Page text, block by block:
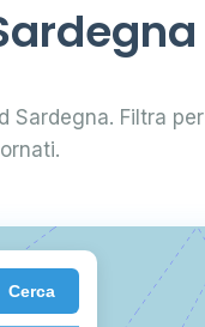
Sardegna. Filtra per
Cerca